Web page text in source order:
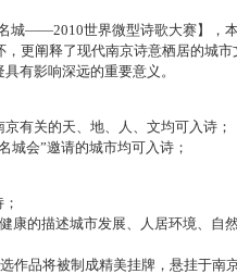
城——2010世界微型诗歌大赛】，
，更阐释了现代南京诗意栖居的城
有影响深远的重要意义。
有关的天、地、人、文均可入诗；
会”邀请的城市均可入诗；
康的描述城市发展、人居环境、自
作品将被制成精美挂牌，悬挂于南